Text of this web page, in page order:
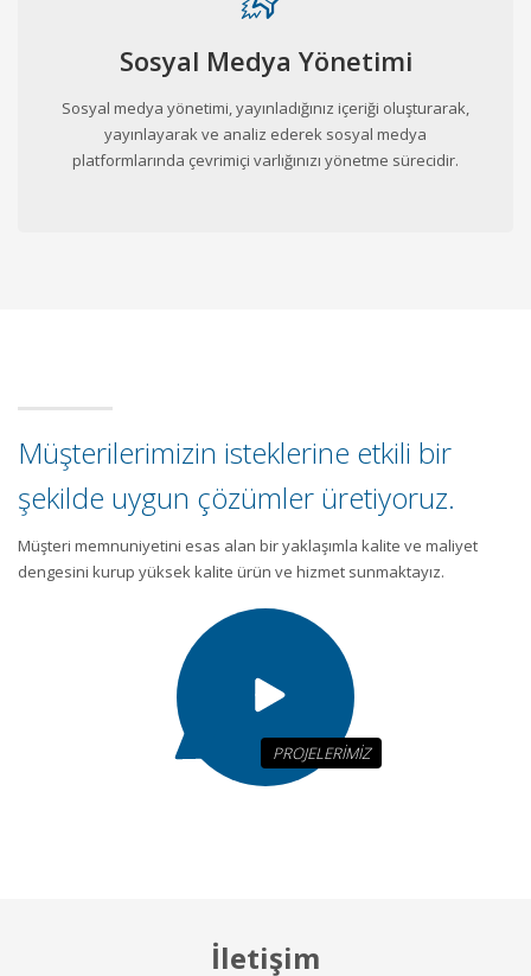
Sosyal Medya Yönetimi
Sosyal medya yönetimi, yayınladığınız içeriği oluşturarak,
yayınlayarak ve analiz ederek sosyal medya
platformlarında çevrimiçi varlığınızı yönetme sürecidir.
Müşterilerimizin isteklerine etkili bir
şekilde uygun çözümler üretiyoruz.
Müşteri memnuniyetini esas alan bir yaklaşımla kalite ve maliyet
dengesini kurup yüksek kalite ürün ve hizmet sunmaktayız.
PROJELERİMİZ
İletişim